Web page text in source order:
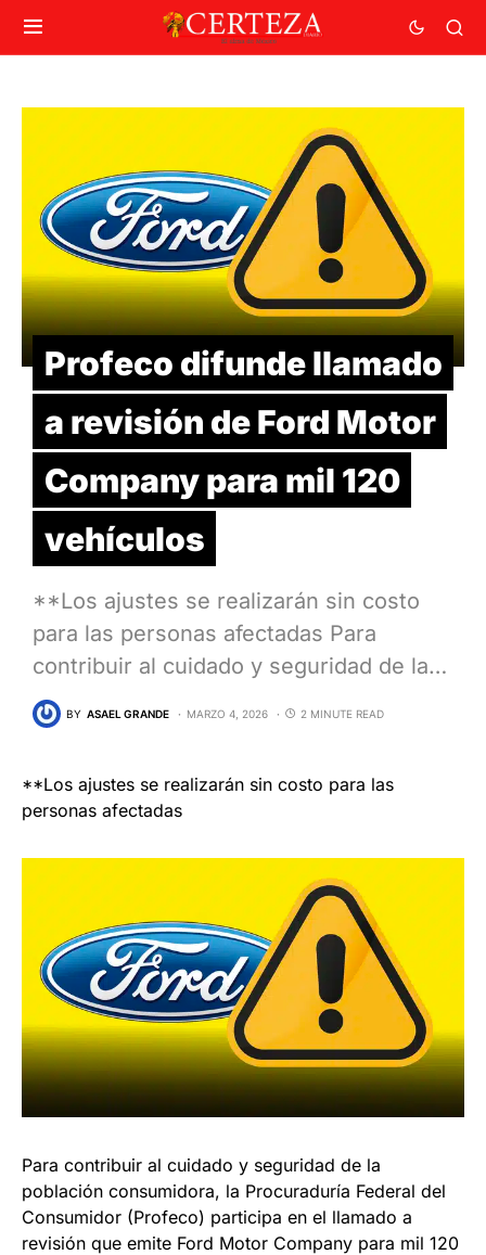
Profeco difunde llamado
a revisión de Ford Motor
Company para mil 120
vehículos
**Los ajustes se realizarán sin costo
para las personas afectadas Para
contribuir al cuidado y seguridad de la…
BY ASAEL GRANDE MARZO 4, 2026 2 MINUTE READ
**Los ajustes se realizarán sin costo para las
personas afectadas
Para contribuir al cuidado y seguridad de la
población consumidora, la Procuraduría Federal del
Consumidor (Profeco) participa en el llamado a
revisión que emite Ford Motor Company para mil 120